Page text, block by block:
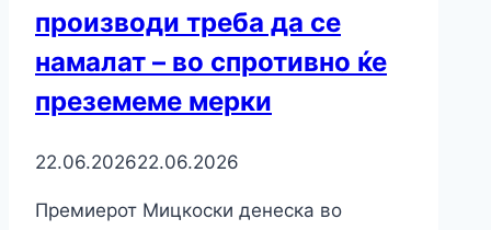
производи треба да се
намалат – во спротивно ќе
преземеме мерки
22.06.202622.06.2026
Премиерот Мицкоски денеска во